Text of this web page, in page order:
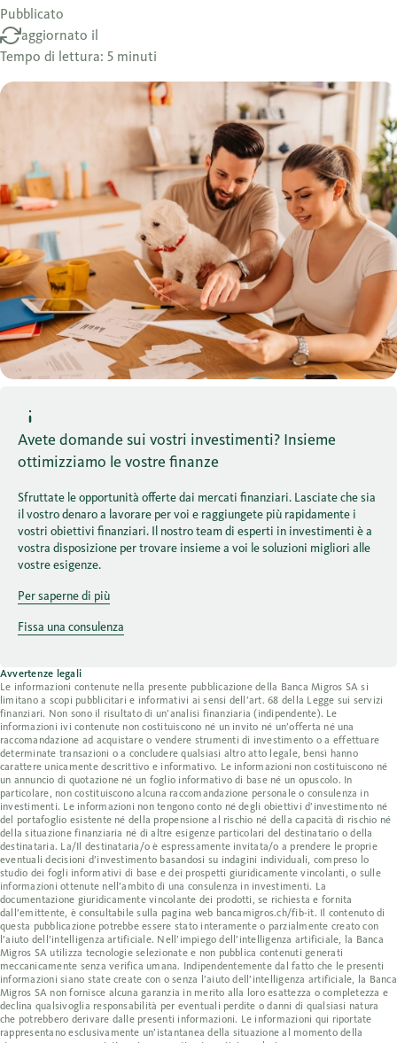
Pubblicato
aggiornato il
Tempo di lettura: 5 minuti
Avete domande sui vostri investimenti? Insieme
ottimizziamo le vostre finanze
Sfruttate le opportunità offerte dai mercati finanziari. Lasciate che sia
il vostro denaro a lavorare per voi e raggiungete più rapidamente i
vostri obiettivi finanziari. Il nostro team di esperti in investimenti è a
vostra disposizione per trovare insieme a voi le soluzioni migliori alle
vostre esigenze.
Per saperne di più
Fissa una consulenza
Avvertenze legali
Le informazioni contenute nella presente pubblicazione della Banca Migros SA si
limitano a scopi pubblicitari e informativi ai sensi dell’art. 68 della Legge sui servizi
finanziari. Non sono il risultato di un’analisi finanziaria (indipendente). Le
informazioni ivi contenute non costituiscono né un invito né un’offerta né una
raccomandazione ad acquistare o vendere strumenti di investimento o a effettuare
determinate transazioni o a concludere qualsiasi altro atto legale, bensì hanno
carattere unicamente descrittivo e informativo. Le informazioni non costituiscono né
un annuncio di quotazione né un foglio informativo di base né un opuscolo. In
particolare, non costituiscono alcuna raccomandazione personale o consulenza in
investimenti. Le informazioni non tengono conto né degli obiettivi d’investimento né
del portafoglio esistente né della propensione al rischio né della capacità di rischio né
della situazione finanziaria né di altre esigenze particolari del destinatario o della
destinataria. La/Il destinataria/o è espressamente invitata/o a prendere le proprie
eventuali decisioni d’investimento basandosi su indagini individuali, compreso lo
studio dei fogli informativi di base e dei prospetti giuridicamente vincolanti, o sulle
informazioni ottenute nell’ambito di una consulenza in investimenti. La
documentazione giuridicamente vincolante dei prodotti, se richiesta e fornita
dall’emittente, è consultabile sulla pagina web bancamigros.ch/fib-it. Il contenuto di
questa pubblicazione potrebbe essere stato interamente o parzialmente creato con
l’aiuto dell’intelligenza artificiale. Nell’impiego dell’intelligenza artificiale, la Banca
Migros SA utilizza tecnologie selezionate e non pubblica contenuti generati
meccanicamente senza verifica umana. Indipendentemente dal fatto che le presenti
informazioni siano state create con o senza l’aiuto dell’intelligenza artificiale, la Banca
Migros SA non fornisce alcuna garanzia in merito alla loro esattezza o completezza e
declina qualsivoglia responsabilità per eventuali perdite o danni di qualsiasi natura
che potrebbero derivare dalle presenti informazioni. Le informazioni qui riportate
rappresentano esclusivamente un’istantanea della situazione al momento della